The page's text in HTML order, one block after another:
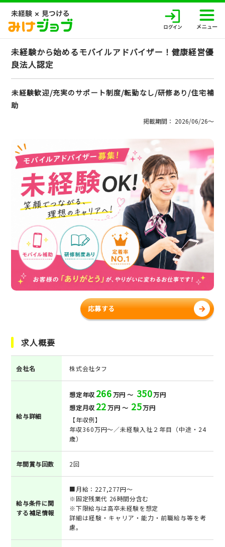
未経験から始めるモバイルアドバイザー！健康経営優
良法人認定
未経験歓迎/充実のサポート制度/転勤なし/研修あり/住宅補
助
掲載期間： 2026/06/26〜
応募する
求人概要
会社名 株式会社タフ
給与詳細
想定年収 266万円 ～ 350万円
想定月収 22万円 ～ 25万円
【年収例】
年収360万円～／未経験入社２年目（中途・24
歳）
年間賞与回数 2回
給与条件に関
する補足情報
■月給：227,277円～
※固定残業代 26時間分含む
※下限給与は高卒未経験を想定
詳細は経験・キャリア・能力・前職給与等を考
慮。